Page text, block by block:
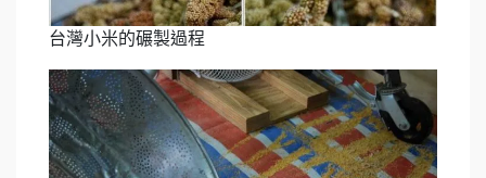
台灣小米的碾製過程